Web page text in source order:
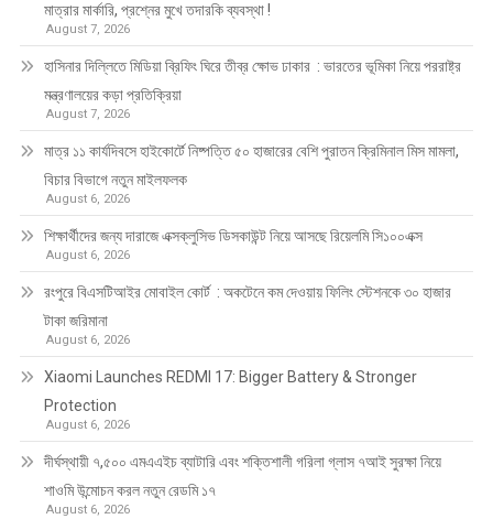
মাত্রার মার্কারি, প্রশ্নের মুখে তদারকি ব্যবস্থা !
August 7, 2026
হাসিনার দিল্লিতে মিডিয়া ব্রিফিং ঘিরে তীব্র ক্ষোভ ঢাকার : ভারতের ভূমিকা নিয়ে পররাষ্ট্র
মন্ত্রণালয়ের কড়া প্রতিক্রিয়া
August 7, 2026
মাত্র ১১ কার্যদিবসে হাইকোর্টে নিষ্পত্তি ৫০ হাজারের বেশি পুরাতন ক্রিমিনাল মিস মামলা,
বিচার বিভাগে নতুন মাইলফলক
August 6, 2026
শিক্ষার্থীদের জন্য দারাজে এক্সক্লুসিভ ডিসকাউন্ট নিয়ে আসছে রিয়েলমি সি১০০এক্স
August 6, 2026
রংপুরে বিএসটিআইর মোবাইল কোর্ট : অকটেনে কম দেওয়ায় ফিলিং স্টেশনকে ৩০ হাজার
টাকা জরিমানা
August 6, 2026
Xiaomi Launches REDMI 17: Bigger Battery & Stronger
Protection
August 6, 2026
দীর্ঘস্থায়ী ৭,৫০০ এমএএইচ ব্যাটারি এবং শক্তিশালী গরিলা গ্লাস ৭আই সুরক্ষা নিয়ে
শাওমি উন্মোচন করল নতুন রেডমি ১৭
August 6, 2026